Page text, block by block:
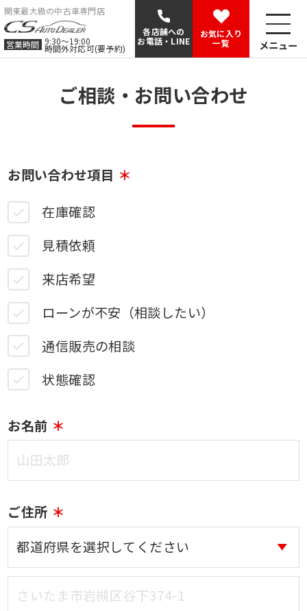
関東最大級の中古車専門店
営業時間 9:30〜19:00
時間外対応可(要予約)
各店舗への
お電話・LINE
お気に入り
一覧
メニュー
ご相談・お問い合わせ
お問い合わせ項目
在庫確認
見積依頼
来店希望
ローンが不安（相談したい）
通信販売の相談
状態確認
お名前
ご住所